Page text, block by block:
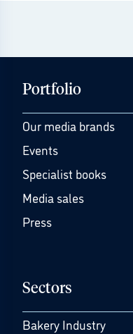
Portfolio
Our media brands
Events
Specialist books
Media sales
Press
Sectors
Bakery Industry